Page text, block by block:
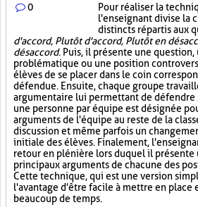
0 Pour réaliser la
l'enseignant divise la
distincts répartis aux
d'accord, Plutôt d'accord, Plutôt en
désaccord. Puis, il présente une
problématique ou une position
élèves de se placer dans le coin
défendue. Ensuite, chaque groupe
argumentaire lui permettant de défendre
une personne par équipe est désignée
arguments de l'équipe au reste de la
discussion et même parfois un
initiale des élèves. Finalement,
retour en plénière lors duquel il présente
principaux arguments de chacune des
Cette technique, qui est une version
l'avantage d'être facile à mettre en place
beaucoup de temps.